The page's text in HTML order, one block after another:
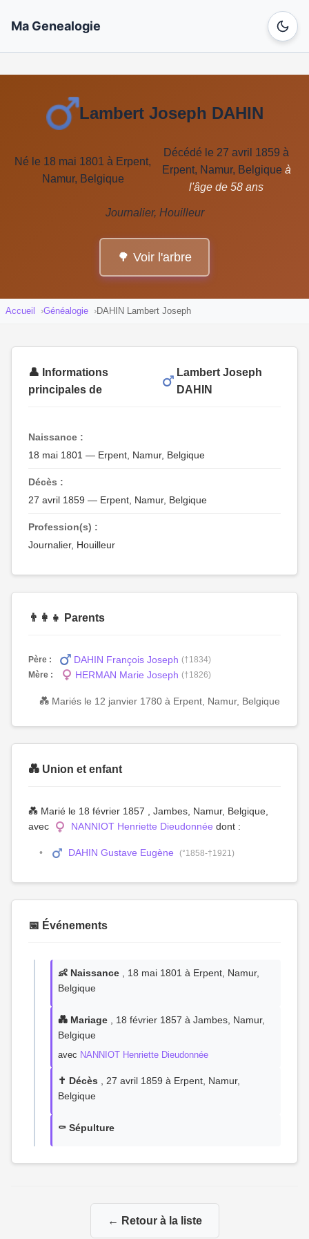
Ma Genealogie
Lambert Joseph DAHIN
Né le 18 mai 1801 à Erpent,
Namur, Belgique
Décédé le 27 avril 1859 à
Erpent, Namur, Belgique à
l'âge de 58 ans
Journalier, Houilleur
🌳 Voir l'arbre
Accueil Généalogie DAHIN Lambert Joseph
👤 Informations
principales de
Lambert Joseph
DAHIN
Naissance :
18 mai 1801 — Erpent, Namur, Belgique
Décès :
27 avril 1859 — Erpent, Namur, Belgique
Profession(s) :
Journalier, Houilleur
👨‍👩‍👧 Parents
Père : DAHIN François Joseph (†1834)
Mère :
HERMAN Marie Joseph (†1826)
💑 Mariés le 12 janvier 1780 à Erpent, Namur, Belgique
💑 Union et enfant
💑 Marié le 18 février 1857 , Jambes, Namur, Belgique,
avec
NANNIOT Henriette Dieudonnée dont :
DAHIN Gustave Eugène (°1858-†1921)
📅 Événements
👶 Naissance , 18 mai 1801 à Erpent, Namur,
Belgique
💑 Mariage , 18 février 1857 à Jambes, Namur,
Belgique
avec NANNIOT Henriette Dieudonnée
✝️ Décès , 27 avril 1859 à Erpent, Namur,
Belgique
⚰️ Sépulture
← Retour à la liste